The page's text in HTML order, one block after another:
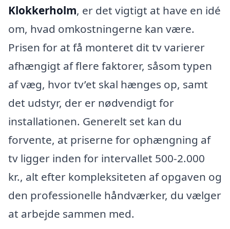
Klokkerholm, er det vigtigt at have en idé
om, hvad omkostningerne kan være.
Prisen for at få monteret dit tv varierer
afhængigt af flere faktorer, såsom typen
af væg, hvor tv’et skal hænges op, samt
det udstyr, der er nødvendigt for
installationen. Generelt set kan du
forvente, at priserne for ophængning af
tv ligger inden for intervallet 500-2.000
kr., alt efter kompleksiteten af opgaven og
den professionelle håndværker, du vælger
at arbejde sammen med.